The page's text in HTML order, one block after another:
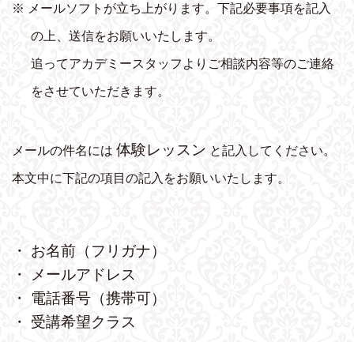
※ メールソフトが立ち上がります。下記必要事項を記入
の上、送信をお願いいたします。
追ってアカデミースタッフよりご相談内容等のご連絡
をさせていただきます。
メールの件名には 体験レッスン と記入してください。
本文中に下記の項目の記入をお願いいたします。
・ お名前（フリガナ）
・ メールアドレス
・ 電話番号（携帯可）
・ 受講希望クラス